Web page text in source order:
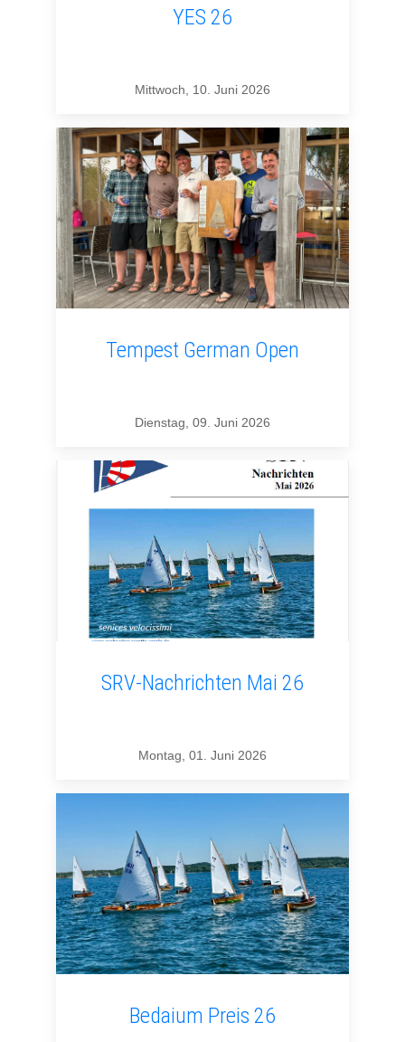
YES 26
Mittwoch, 10. Juni 2026
Tempest German Open
Dienstag, 09. Juni 2026
SRV-Nachrichten Mai 26
Montag, 01. Juni 2026
Bedaium Preis 26